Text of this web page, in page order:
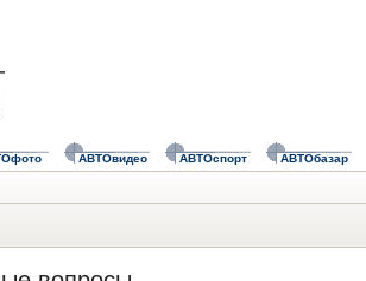
АВТОвидео АВТОспорт АВТОбазар